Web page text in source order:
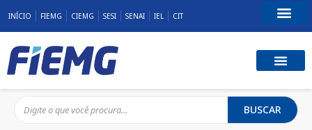
INÍCIO FIEMG CIEMG SESI SENAI IEL CIT
BUSCAR